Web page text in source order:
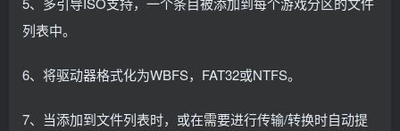
列表中。
6、将驱动器格式化为WBFS，FAT32或NTFS。
7、当添加到文件列表时，或在需要进行传输/转换时自动提